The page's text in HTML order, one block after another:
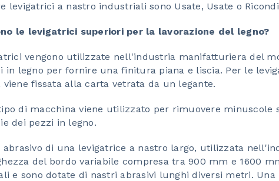
levigatrici a nastro industriali sono Usate, Usate o
le levigatrici superiori per la lavorazione del legno?
vengono utilizzate nell'industria manifatturiera del
in legno per fornire una finitura piana e liscia. Per le
viene fissata alla carta vetrata da un legante.
di macchina viene utilizzato per rimuovere minuscole
dei pezzi in legno.
abrasivo di una levigatrice a nastro largo, utilizzata
del bordo variabile compresa tra 900 mm e 1600
e sono dotate di nastri abrasivi lunghi diversi metri. Una